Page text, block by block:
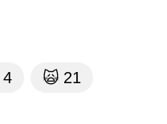
4 🙀 21